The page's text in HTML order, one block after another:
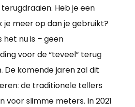
Heb je een
je meer op dan je gebruikt?
het nu is – geen
voor de “teveel” terug
De komende jaren zal dit
de traditionele tellers
voor slimme meters. In 2021